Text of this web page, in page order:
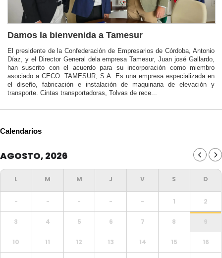
Damos la bienvenida a Tamesur
El presidente de la Confederación de Empresarios de Córdoba, Antonio
Díaz, y el Director General dela empresa Tamesur, Juan josé Gallardo,
han suscrito con el acuerdo para su incorporación como miembro
asociado a CECO. TAMESUR, S.A. Es una empresa especializada en
el diseño, fabricación e instalación de maquinaria de elevación y
transporte. Cintas transportadoras, Tolvas de rece...
Calendarios
AGOSTO, 2026
- - - - - 1 2
3 4 5 6 7 8 9
10 11 12 13 14 15 16